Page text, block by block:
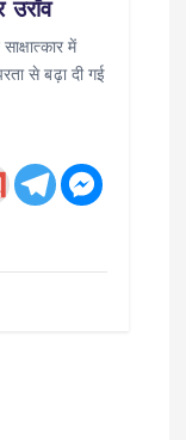
उराँव
में
से बढ़ा दी गई